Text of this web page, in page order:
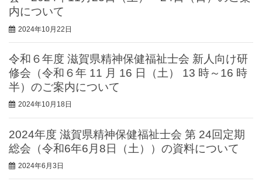
内について
2024年10月22日
令和６年度 滋賀県精神保健福祉士会 新人向け研
修会（令和６年 11 月 16 日（土） 13 時～16 時
半）のご案内について
2024年10月18日
2024年度 滋賀県精神保健福祉士会 第 24回定期
総会（令和6年6月8日（土））の資料について
2024年6月3日